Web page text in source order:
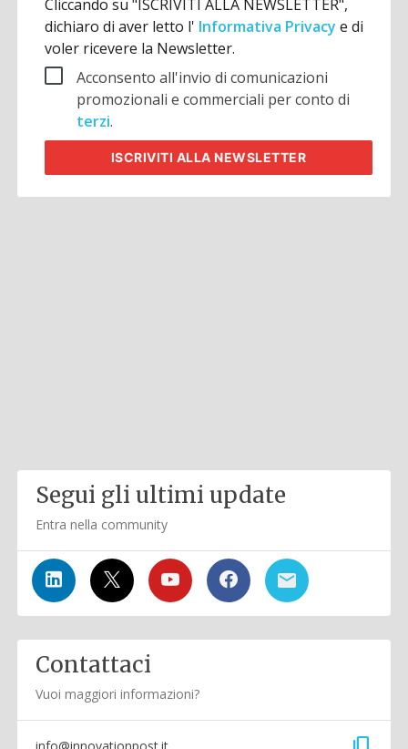
Cliccando su "ISCRIVITI ALLA NEWSLETTER",
dichiaro di aver letto l' Informativa Privacye di
voler ricevere la Newsletter.
Acconsento all'invio di comunicazioni
promozionali e commerciali per conto di
terzi.
ISCRIVITI ALLA NEWSLETTER
Segui gli ultimi update
Entra nella community
Contattaci
Vuoi maggiori informazioni?